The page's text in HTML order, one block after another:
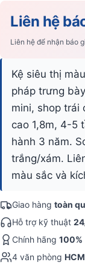
Liên hệ
Liên hệ để nhận báo
Kệ siêu thị
pháp trưng
mini, shop trái
cao 1,8m, 4-5
hành 3 năm.
trắng/xám.
màu sắc và
Giao hàng toàn
Hỗ trợ kỹ thuật
Chính hãng 100%
4 văn phòng